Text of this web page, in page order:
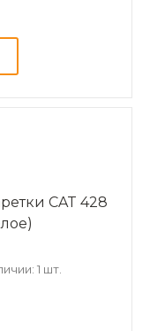
CAT 428
1 шт.